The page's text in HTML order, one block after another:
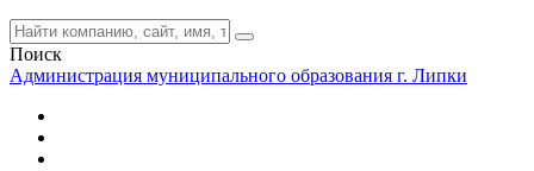
Поиск
Администрация муниципального образования г. Липки